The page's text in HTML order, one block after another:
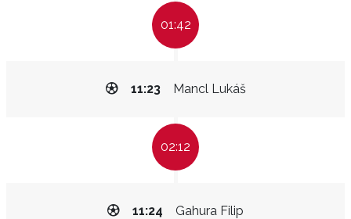
01:42
Mancl Lukáš
11:23
02:12
Gahura Filip
11:24